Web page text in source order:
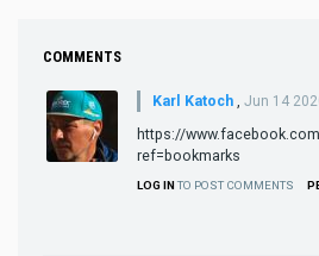
COMMENTS
Karl Katoch Jun 14
https://
ref=bookmarks
LOG IN TO POST COMMENTS